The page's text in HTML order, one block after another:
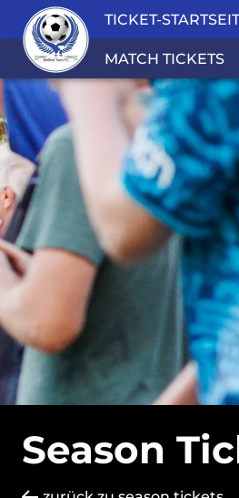
TICKET-
MATCH TICKETS
Season